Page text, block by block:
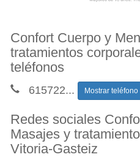
Confort Cuerpo y
tratamientos
teléfonos
615722... Mostrar teléfono
Redes sociales
Masajes y
Vitoria-Gasteiz